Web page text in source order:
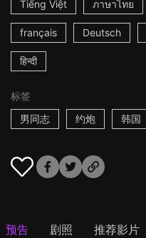
Tiếng Việt ภาษาไทย
français Deutsch
हिन्दी
标签
男同志
约炮 韩国
预告 剧照 推荐影片